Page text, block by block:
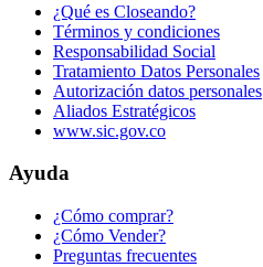
¿Qué es Closeando?
Términos y condiciones
Responsabilidad Social
Tratamiento Datos Personales
Autorización datos personales
Aliados Estratégicos
www.sic.gov.co
Ayuda
¿Cómo comprar?
¿Cómo Vender?
Preguntas frecuentes